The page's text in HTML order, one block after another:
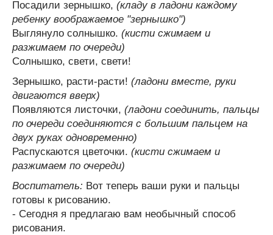
Посадили зернышко, (кладу в ладони каждому
ребенку воображаемое "зернышко")
Выглянуло солнышко. (кисти сжимаем и
разжимаем по очереди)
Солнышко, свети, свети!
Зернышко, расти-расти! (ладони вместе, руки
двигаются вверх)
Появляются листочки, (ладони соединить, пальцы
по очереди соединяются с большим пальцем на
двух руках одновременно)
Распускаются цветочки. (кисти сжимаем и
разжимаем по очереди)
Воспитатель: Вот теперь ваши руки и пальцы
готовы к рисованию.
- Сегодня я предлагаю вам необычный способ
рисования.